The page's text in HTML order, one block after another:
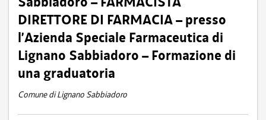
DIRETTORE DI FARMACIA – presso
l’Azienda Speciale Farmaceutica di
Lignano Sabbiadoro – Formazione di
una graduatoria
Comune di Lignano Sabbiadoro